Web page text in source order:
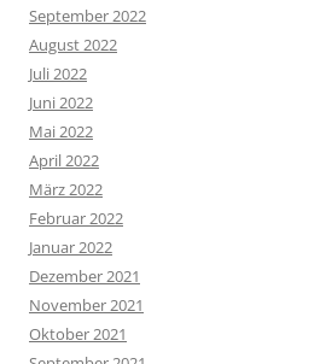
September 2022
August 2022
Juli 2022
Juni 2022
Mai 2022
April 2022
März 2022
Februar 2022
Januar 2022
Dezember 2021
November 2021
Oktober 2021